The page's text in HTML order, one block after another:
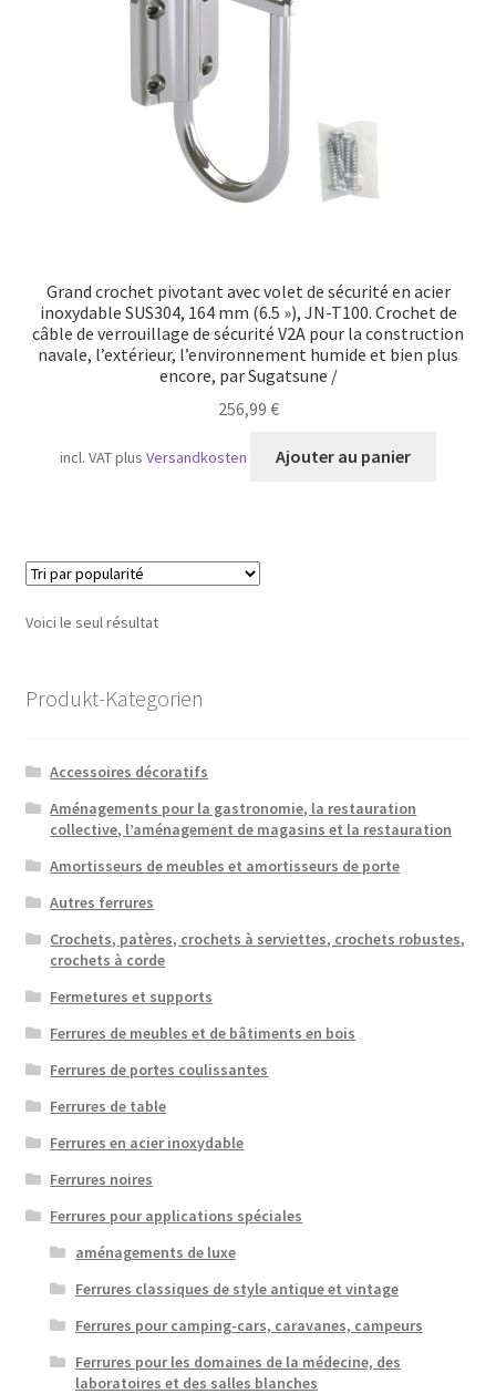
Transport maritime
Grand crochet pivotant avec volet de sécurité en acier
inoxydable SUS304, 164 mm (6.5 »), JN-T100. Crochet de
câble de verrouillage de sécurité V2A pour la construction
navale, l’extérieur, l’environnement humide et bien plus
encore, par Sugatsune /
256,99 €
incl. VATplusVersandkosten Ajouter au panier
Voici le seul résultat
Produkt-Kategorien
Accessoires décoratifs
Aménagements pour la gastronomie, la restauration
collective, l’aménagement de magasins et la restauration
Amortisseurs de meubles et amortisseurs de porte
Autres ferrures
Crochets, patères, crochets à serviettes, crochets robustes,
crochets à corde
Fermetures et supports
Ferrures de meubles et de bâtiments en bois
Ferrures de portes coulissantes
Ferrures de table
Ferrures en acier inoxydable
Ferrures noires
Ferrures pour applications spéciales
aménagements de luxe
Ferrures classiques de style antique et vintage
Ferrures pour camping-cars, caravanes, campeurs
Ferrures pour les domaines de la médecine, des
laboratoires et des salles blanches